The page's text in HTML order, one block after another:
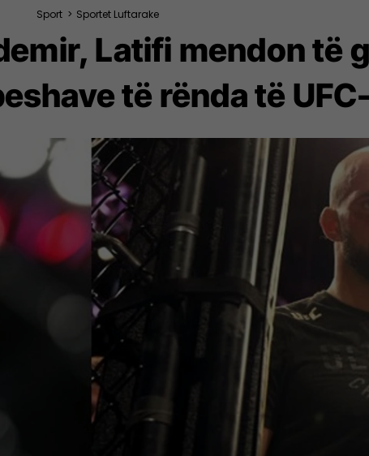
Sport > Sportet Luftarake
Latifi mendon të
të rënda të